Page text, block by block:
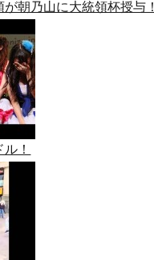
が朝乃山に大統領杯授与！
！